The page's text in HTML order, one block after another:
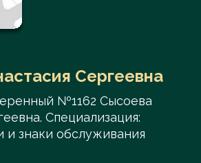
Сергеевна
№1162 Сысоева
Специализация:
и знаки обслуживания